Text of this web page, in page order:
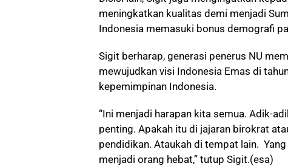
meningkatkan kualitas demi menjadi
Indonesia memasuki bonus demografi
Sigit berharap, generasi penerus NU
mewujudkan visi Indonesia Emas di
kepemimpinan Indonesia.
“Ini menjadi harapan kita semua. Adik-
penting. Apakah itu di jajaran birokrat
pendidikan. Ataukah di tempat lain.
menjadi orang hebat,” tutup Sigit.(esa)